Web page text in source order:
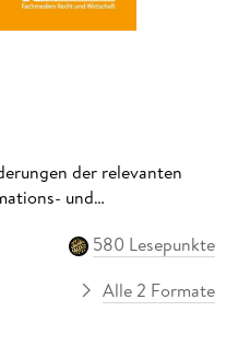
der relevanten
und
580 Lesepunkte
Alle 2 Formate